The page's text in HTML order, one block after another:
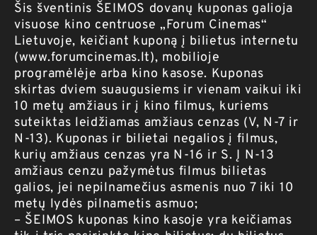
Šis šventinis ŠEIMOS dovanų kuponas galioja
visuose kino centruose „Forum Cinemas“
Lietuvoje, keičiant kuponą į bilietus internetu
(www.forumcinemas.lt), mobilioje
programėlėje arba kino kasose. Kuponas
skirtas dviem suaugusiems ir vienam vaikui iki
10 metų amžiaus ir į kino filmus, kuriems
suteiktas leidžiamas amžiaus cenzas (V, N-7 ir
N-13). Kuponas ir bilietai negalios į filmus,
kurių amžiaus cenzas yra N-16 ir S. Į N-13
amžiaus cenzu pažymėtus filmus bilietas
galios, jei nepilnamečius asmenis nuo 7 iki 10
metų lydės pilnametis asmuo;
– ŠEIMOS kuponas kino kasoje yra keičiamas